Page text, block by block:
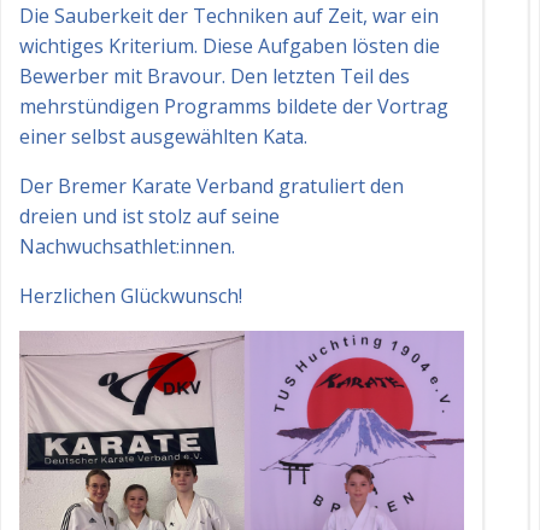
Die Sauberkeit der Techniken auf Zeit, war ein
wichtiges Kriterium. Diese Aufgaben lösten die
Bewerber mit Bravour. Den letzten Teil des
mehrstündigen Programms bildete der Vortrag
einer selbst ausgewählten Kata.
Der Bremer Karate Verband gratuliert den
dreien und ist stolz auf seine
Nachwuchsathlet:innen.
Herzlichen Glückwunsch!